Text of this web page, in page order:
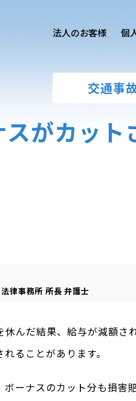
法人のお客様
談
労務専
個
のお客様ご相談
問題
交通事
がカッ
律事務所 所長 弁護士
んだ結果、給与が減額さ
ることがあります。
ーナスのカット分も損害